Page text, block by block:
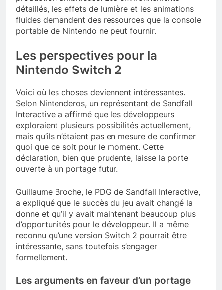
détaillés, les effets de lumière et les animations
fluides demandent des ressources que la console
portable de Nintendo ne peut fournir.
Les perspectives pour la
Nintendo Switch 2
Voici où les choses deviennent intéressantes.
Selon Nintenderos, un représentant de Sandfall
Interactive a affirmé que les développeurs
exploraient plusieurs possibilités actuellement,
mais qu’ils n’étaient pas en mesure de confirmer
quoi que ce soit pour le moment. Cette
déclaration, bien que prudente, laisse la porte
ouverte à un portage futur.
Guillaume Broche, le PDG de Sandfall Interactive,
a expliqué que le succès du jeu avait changé la
donne et qu’il y avait maintenant beaucoup plus
d’opportunités pour le développeur. Il a même
reconnu qu’une version Switch 2 pourrait être
intéressante, sans toutefois s’engager
formellement.
Les arguments en faveur d’un portage